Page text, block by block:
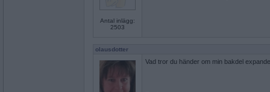
Antal inlägg:
2503
olausdotter
Vad tror du händer om min bakdel